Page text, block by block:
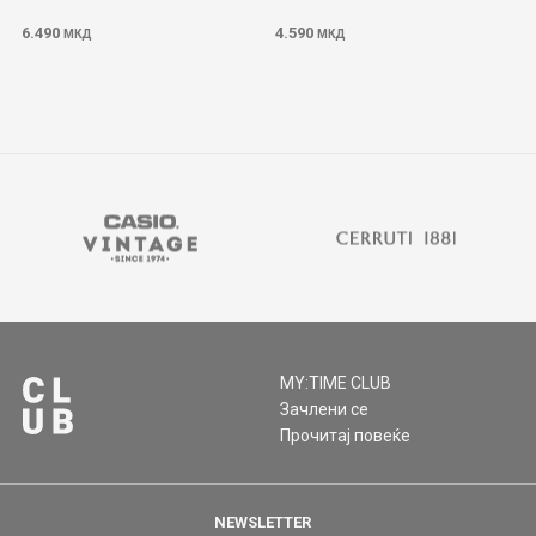
6.490 МКД 4.590 МКД
MY:TIME CLUB
Зачлени се
Прочитај повеќе
NEWSLETTER